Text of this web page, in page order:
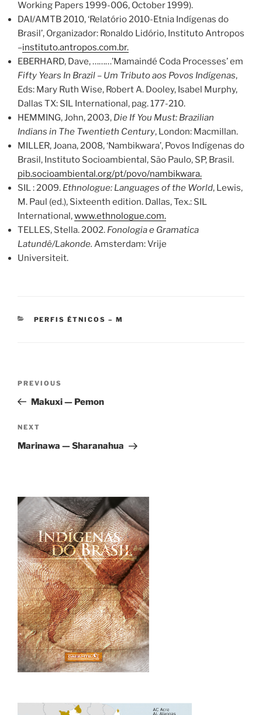
Working Papers 1999-006, October 1999).
DAI/AMTB 2010, ‘Relatório 2010-Etnia Indígenas do
Brasil’, Organizador: Ronaldo Lidório, Instituto Antropos
–instituto.antropos.com.br.
EBERHARD, Dave, ………’Mamaindé Coda Processes’ em
Fifty Years In Brazil – Um Tributo aos Povos Indígenas,
Eds: Mary Ruth Wise, Robert A. Dooley, Isabel Murphy,
Dallas TX: SIL International, pag. 177-210.
HEMMING, John, 2003, Die If You Must: Brazilian
Indians in The Twentieth Century, London: Macmillan.
MILLER, Joana, 2008, ‘Nambikwara’, Povos Indígenas do
Brasil, Instituto Socioambiental, São Paulo, SP, Brasil.
pib.socioambiental.org/pt/povo/nambikwara.
SIL : 2009. Ethnologue: Languages of the World, Lewis,
M. Paul (ed.), Sixteenth edition. Dallas, Tex.: SIL
International,www.ethnologue.com.
TELLES, Stella. 2002. Fonologia e Gramatica
Latundê/Lakonde. Amsterdam: Vrije
Universiteit.
CATEGORIES
PERFIS ÉTNICOS – M
Previous
Post
PREVIOUS
Makuxi — Pemon
Next
Post
NEXT
Marinawa — Sharanahua